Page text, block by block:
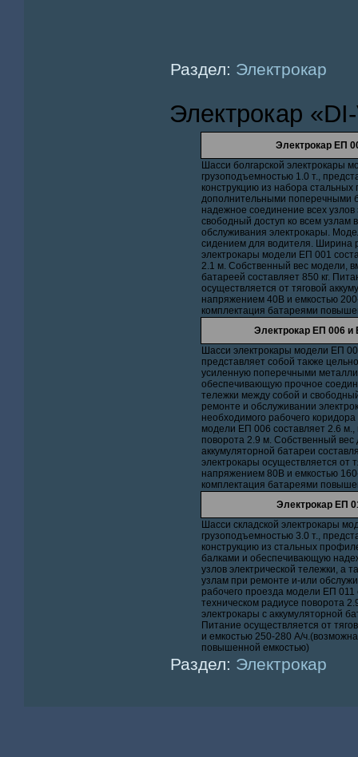
Раздел: Электрокар
Электрокар
Электрокар ЕП
Шасси болгарской электрокары
грузоподъемностью 1.0 т.,
конструкцию из набора
дополнительными поперечными
надежное соединение всех узлов
свободный доступ ко всем узлам
обслуживания электрокары.
сидением для водителя. Ширина
электрокары модели ЕП 001
2.1 м. Собственный вес модели,
батареей составляет 850 кг.
осуществляется от тяговой
напряжением 40В и емкостью
комплектация батареями
Электрокар ЕП 006 и
Шасси электрокары модели ЕП
представляет собой также
усиленную поперечными
обеспечивающую прочное
тележки между собой и
ремонте и обслуживании
необходимого рабочего
модели ЕП 006 составляет 2.6 м.,
поворота 2.9 м. Собственный вес
аккумуляторной батареи
электрокары осуществляется от
напряжением 80В и емкостью
комплектация батареями
Электрокар ЕП
Шасси складской электрокары
грузоподъемностью 3.0 т.,
конструкцию из стальных
балками и обеспечивающую
узлов электрической тележки, а
узлам при ремонте и-или
рабочего проезда модели ЕП 011
техническом радиусе поворота
электрокары с аккумуляторной
Питание осуществляется от
и емкостью 250-280 А/
повышенной емкостью)
Раздел: Электрокар